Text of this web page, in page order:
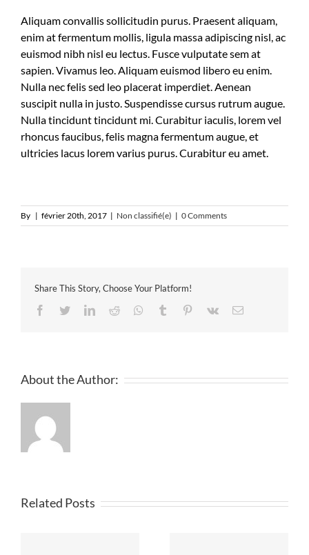
Aliquam convallis sollicitudin purus. Praesent aliquam,
enim at fermentum mollis, ligula massa adipiscing nisl, ac
euismod nibh nisl eu lectus. Fusce vulputate sem at
sapien. Vivamus leo. Aliquam euismod libero eu enim.
Nulla nec felis sed leo placerat imperdiet. Aenean
suscipit nulla in justo. Suspendisse cursus rutrum augue.
Nulla tincidunt tincidunt mi. Curabitur iaculis, lorem vel
rhoncus faucibus, felis magna fermentum augue, et
ultricies lacus lorem varius purus. Curabitur eu amet.
By | février 20th, 2017 | Non classifié(e) | 0 Comments
Share This Story, Choose Your Platform!
Facebook
TwitterLinkedIn
Reddit Whatsapp
Tumblr Pinterest
Vk Email
About the Author:
Related Posts